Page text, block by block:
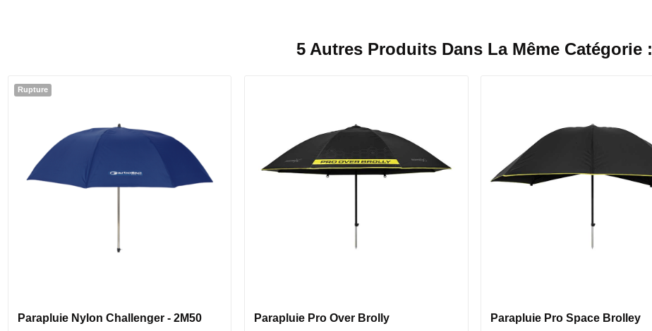
5 Autres Produits Dans La Même Catégorie :
Rupture
Parapluie Nylon Challenger - 2M50 Parapluie Pro Over Brolly Parapluie Pro Space Brolley